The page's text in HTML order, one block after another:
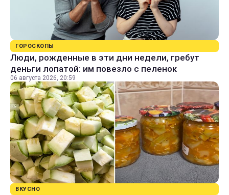
ГОРОСКОПЫ
Люди, рожденные в эти дни недели, гребут
деньги лопатой: им повезло с пеленок
06 августа 2026, 20:59
ВКУСНО